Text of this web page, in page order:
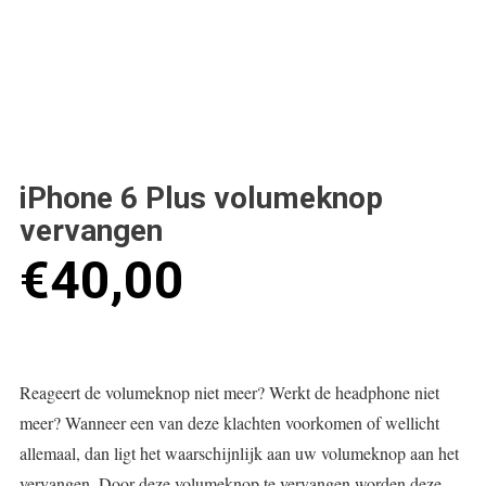
iPhone 6 Plus volumeknop
vervangen
€40,00
Reageert de volumeknop niet meer? Werkt de headphone niet
meer? Wanneer een van deze klachten voorkomen of wellicht
allemaal, dan ligt het waarschijnlijk aan uw volumeknop aan het